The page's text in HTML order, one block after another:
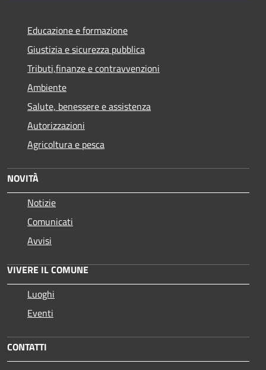
Educazione e formazione
Giustizia e sicurezza pubblica
Tributi,finanze e contravvenzioni
Ambiente
Salute, benessere e assistenza
Autorizzazioni
Agricoltura e pesca
NOVITÀ
Notizie
Comunicati
Avvisi
VIVERE IL COMUNE
Luoghi
Eventi
CONTATTI